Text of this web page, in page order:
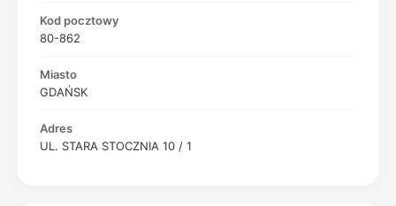
Kod pocztowy
80-862
Miasto
GDAŃSK
Adres
UL. STARA STOCZNIA 10 / 1